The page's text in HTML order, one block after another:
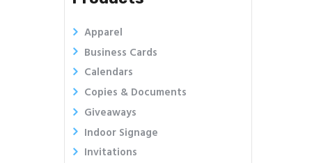
Apparel
Business Cards
Calendars
Copies & Documents
Giveaways
Indoor Signage
Invitations